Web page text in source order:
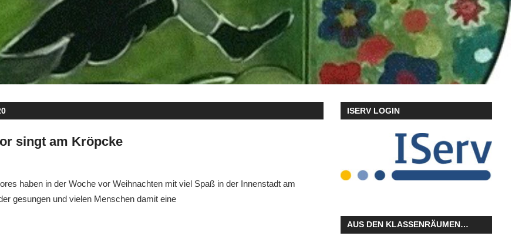
singt am Kröpcke
haben in der Woche vor Weihnachten mit viel Spaß in der Innenstadt am
gesungen und vielen Menschen damit eine
ISERV LOGIN
AUS DEN KLASSENRÄUMEN…